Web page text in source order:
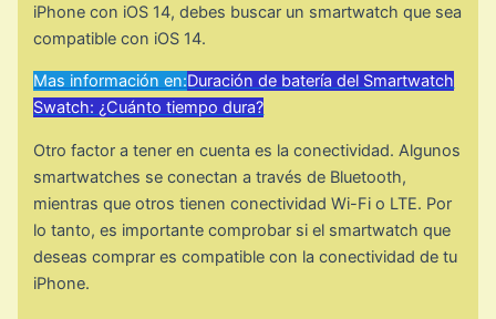
iPhone con iOS 14, debes buscar un smartwatch que sea
compatible con iOS 14.
Mas información en:Duración de batería del Smartwatch
Swatch: ¿Cuánto tiempo dura?
Otro factor a tener en cuenta es la conectividad. Algunos
smartwatches se conectan a través de Bluetooth,
mientras que otros tienen conectividad Wi-Fi o LTE. Por
lo tanto, es importante comprobar si el smartwatch que
deseas comprar es compatible con la conectividad de tu
iPhone.